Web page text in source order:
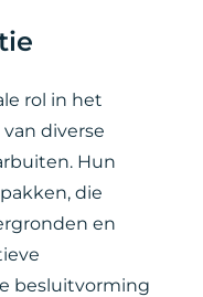
rol in het
diverse
Hun
die
en
besluitvorming